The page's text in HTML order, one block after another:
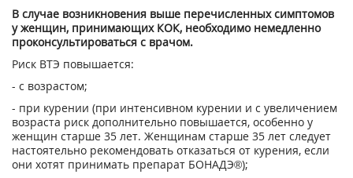
В случае возникновения выше перечисленных симптомов
у женщин, принимающих КОК, необходимо немедленно
проконсультироваться с врачом.
Риск ВТЭ повышается:
- с возрастом;
- при курении (при интенсивном курении и с увеличением
возраста риск дополнительно повышается, особенно у
женщин старше 35 лет. Женщинам старше 35 лет следует
настоятельно рекомендовать отказаться от курения, если
они хотят принимать препарат БОНАДЭ®);